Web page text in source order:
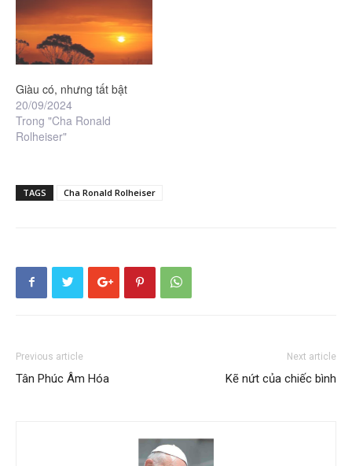
Giàu có, nhưng tất bật
20/09/2024
Trong "Cha Ronald
Rolheiser"
TAGS Cha Ronald Rolheiser
Previous article
Tân Phúc Âm Hóa
Next article
Kẽ nứt của chiếc bình